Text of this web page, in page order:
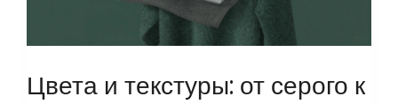
Цвета и текстуры: от серого к